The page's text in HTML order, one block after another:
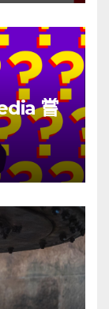
嘗